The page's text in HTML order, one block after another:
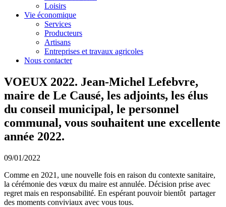
Loisirs
Vie économique
Services
Producteurs
Artisans
Entreprises et travaux agricoles
Nous contacter
VOEUX 2022. Jean-Michel Lefebvre,
maire de Le Causé, les adjoints, les élus
du conseil municipal, le personnel
communal, vous souhaitent une excellente
année 2022.
09/01/2022
Comme en 2021, une nouvelle fois en raison du contexte sanitaire,
la cérémonie des vœux du maire est annulée. Décision prise avec
regret mais en responsabilité. En espérant pouvoir bientôt partager
des moments conviviaux avec vous tous.